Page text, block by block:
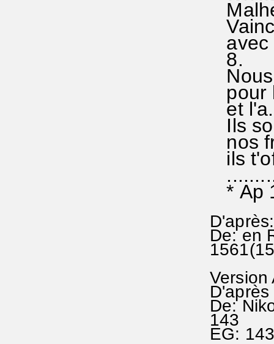
avec
8.
Nous
pour
et
Ils
nos
ils
* Ap
De: en
Version
De:
143
EG: